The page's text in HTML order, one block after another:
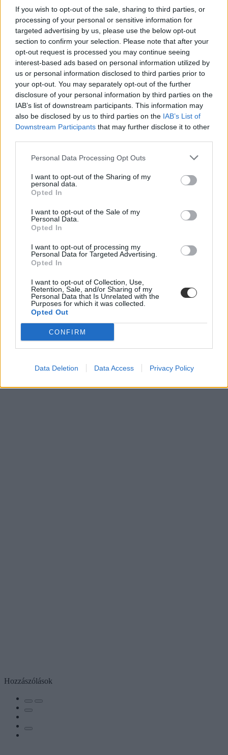
If you wish to opt-out of the sale, sharing to third parties, or
processing of your personal or sensitive information for
targeted advertising by us, please use the below opt-out
section to confirm your selection. Please note that after your
opt-out request is processed you may continue seeing
interest-based ads based on personal information utilized by
us or personal information disclosed to third parties prior to
your opt-out. You may separately opt-out of the further
disclosure of your personal information by third parties on the
IAB’s list of downstream participants. This information may
also be disclosed by us to third parties on the IAB’s List of
Downstream Participants that may further disclose it to other
Personal Data Processing Opt Outs
I want to opt-out of the Sharing of my
personal data.
Opted In
I want to opt-out of the Sale of my
Personal Data.
Opted In
I want to opt-out of processing my
Personal Data for Targeted Advertising.
Opted In
I want to opt-out of Collection, Use,
Retention, Sale, and/or Sharing of my
Personal Data that Is Unrelated with the
Purposes for which it was collected.
Opted Out
CONFIRM
Data Deletion Data Access Privacy Policy
hitel
felnőttképzés
diákhitel
diákhitel igénylés
Diákhitel központ
belföld
Hozzászólások